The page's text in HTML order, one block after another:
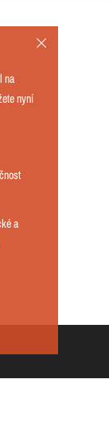
na
nyní
a